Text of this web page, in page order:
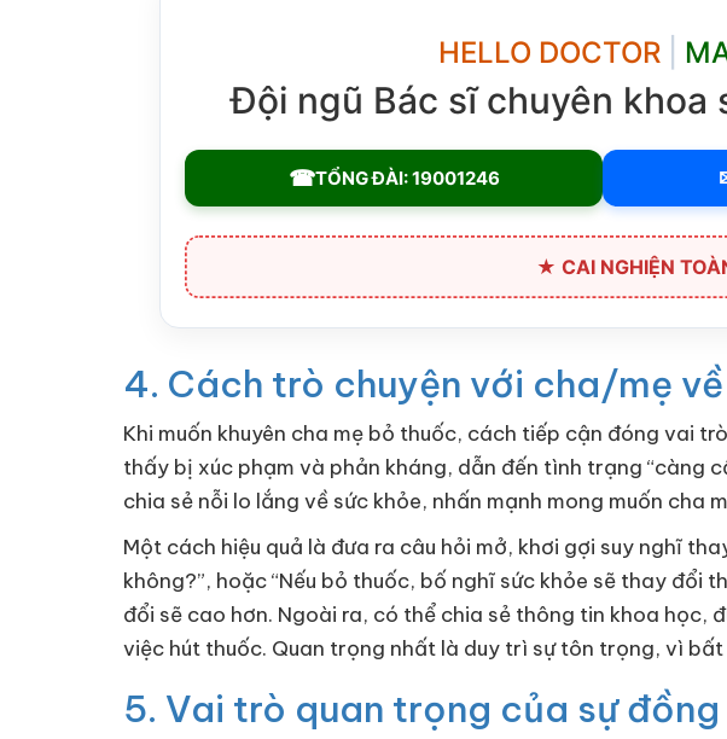
HELLO DOCTOR
Đội ngũ Bác sĩ chuyên khoa
☎TỔNG ĐÀI: 19001246
★ CAI NGHIỆN
4. Cách trò chuyện với cha/mẹ
Khi muốn khuyên cha mẹ bỏ thuốc, cách tiếp cận đóng vai
thấy bị xúc phạm và phản kháng, dẫn đến tình trạng “càng
chia sẻ nỗi lo lắng về sức khỏe, nhấn mạnh mong muốn cha
Một cách hiệu quả là đưa ra câu hỏi mở, khơi gợi suy nghĩ
không?”, hoặc “Nếu bỏ thuốc, bố nghĩ sức khỏe sẽ thay đổi
đổi sẽ cao hơn. Ngoài ra, có thể chia sẻ thông tin khoa học,
việc hút thuốc. Quan trọng nhất là duy trì sự tôn trọng, vì
5. Vai trò quan trọng của sự